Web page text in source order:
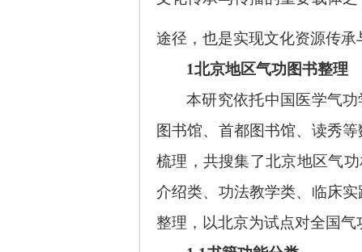
途径，也是实现文化资源传承
1北京地区气功图书整理
本研究依托中国医学气
图书馆、首都图书馆、读秀
梳理，共搜集了北京地区气
介绍类、功法教学类、临床
整理，以北京为试点对全国气